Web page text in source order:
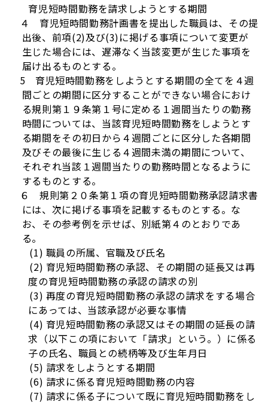
育児短時間勤務を請求しようとする期間
４ 育児短時間勤務計画書を提出した職員は、その提
出後、前項(2)及び(3)に掲げる事項について変更が
生じた場合には、遅滞なく当該変更が生じた事項を
届け出るものとする。
5 育児短時間勤務をしようとする期間の全てを４週
間ごとの期間に区分することができない場合におけ
る規則第１９条第１号に定める１週間当たりの勤務
時間については、当該育児短時間勤務をしようとす
る期間をその初日から４週間ごとに区分した各期間
及びその最後に生じる４週間未満の期間について、
それぞれ当該１週間当たりの勤務時間となるように
するものとする。
６ 規則第２０条第１項の育児短時間勤務承認請求書
には、次に掲げる事項を記載するものとする。な
お、その参考例を示せば、別紙第４のとおりであ
る。
(1) 職員の所属、官職及び氏名
(2) 育児短時間勤務の承認、その期間の延長又は再
度の育児短時間勤務の承認の請求の別
(3) 再度の育児短時間勤務の承認の請求をする場合
にあっては、当該承認が必要な事情
(4) 育児短時間勤務の承認又はその期間の延長の請
求（以下この項において「請求」という。）に係る
子の氏名、職員との続柄等及び生年月日
(5) 請求をしようとする期間
(6) 請求に係る育児短時間勤務の内容
(7) 請求に係る子について既に育児短時間勤務をし